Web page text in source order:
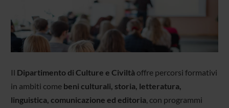
Il Dipartimento di Culture e Civiltàoffre percorsi formativi
in ambiti come beni culturali, storia, letteratura,
linguistica, comunicazione ed editoria, con programmi